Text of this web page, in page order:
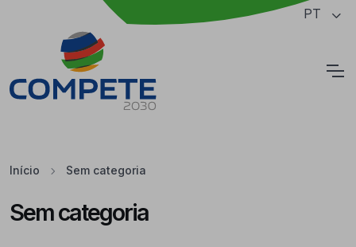
Saltar para o conteúdo principal da página PT
Início Sem categoria
Sem categoria